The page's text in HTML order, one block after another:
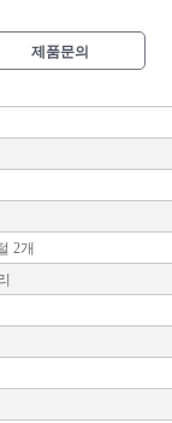
제품문의
2개